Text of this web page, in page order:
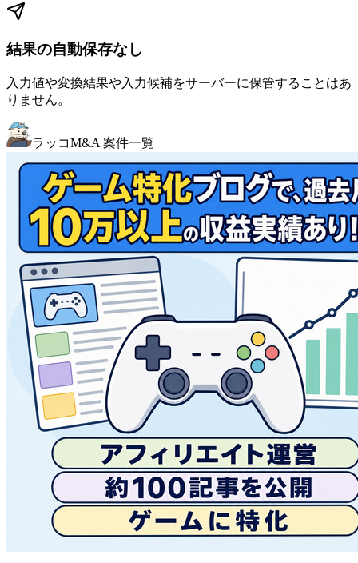
結果の自動保存なし
入力値や変換結果や入力候補をサーバーに保管することはあ
りません。
ラッコM&A 案件一覧